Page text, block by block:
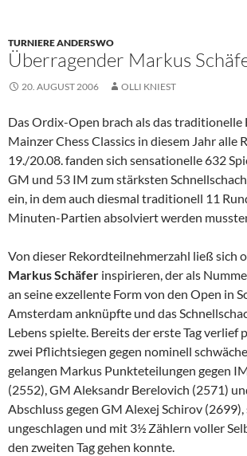
TURNIERE ANDERSWO
Überragender Markus
20. AUGUST 2006 OLLI KNIEST
Das Ordix-Open brach als das
Mainzer Chess Classics in diesem Jahr alle
19./20.08. fanden sich sensationelle 632
GM und 53 IM zum stärksten
ein, in dem auch diesmal traditionell 11
Minuten-Partien absolviert werden
Von dieser Rekordteilnehmerzahl ließ sich
Markus Schäfer inspirieren, der als
an seine exzellente Form von den Open in
Amsterdam anknüpfte und das
Lebens spielte. Bereits der erste Tag verlief
zwei Pflichtsiegen gegen nominell
gelangen Markus Punkteteilungen gegen
(2552), GM Aleksandr Berelovich (2571)
Abschluss gegen GM Alexej Schirov (2699),
ungeschlagen und mit 3½ Zählern voller
den zweiten Tag gehen konnte.